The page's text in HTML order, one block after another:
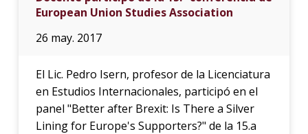
European Union Studies Association
26 may. 2017
El Lic. Pedro Isern, profesor de la Licenciatura
en Estudios Internacionales, participó en el
panel "Better after Brexit: Is There a Silver
Lining for Europe's Supporters?" de la 15.a